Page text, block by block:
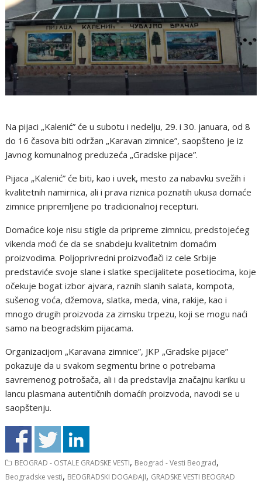
Na pijaci „Kalenić” će u subotu i nedelju, 29. i 30. januara, od 8
do 16 časova biti održan „Karavan zimnice”, saopšteno je iz
Javnog komunalnog preduzeća „Gradske pijace”.
Pijaca „Kalenić” će biti, kao i uvek, mesto za nabavku svežih i
kvalitetnih namirnica, ali i prava riznica poznatih ukusa domaće
zimnice pripremljene po tradicionalnoj recepturi.
Domaćice koje nisu stigle da pripreme zimnicu, predstojećeg
vikenda moći će da se snabdeju kvalitetnim domaćim
proizvodima. Poljoprivredni proizvođači iz cele Srbije
predstaviće svoje slane i slatke specijalitete posetiocima, koje
očekuje bogat izbor ajvara, raznih slanih salata, kompota,
sušenog voća, džemova, slatka, meda, vina, rakije, kao i
mnogo drugih proizvoda za zimsku trpezu, koji se mogu naći
samo na beogradskim pijacama.
Organizacijom „Karavana zimnice”, JKP „Gradske pijace”
pokazuje da u svakom segmentu brine o potrebama
savremenog potrošača, ali i da predstavlja značajnu kariku u
lancu plasmana autentičnih domaćih proizvoda, navodi se u
saopštenju.
BEOGRAD - OSTALE GRADSKE VESTI, Beograd - Vesti Beograd,
Beogradske vesti, BEOGRADSKI DOGAĐAJI, GRADSKE VESTI BEOGRAD